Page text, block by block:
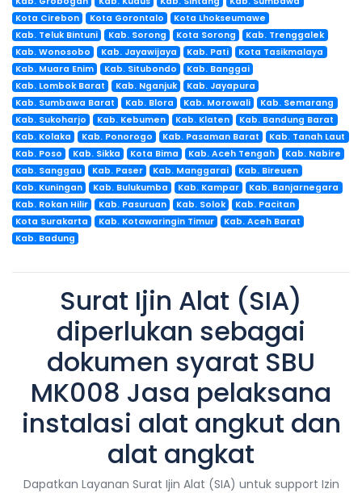
Kota Cirebon
Kota Gorontalo
Kota Lhokseumawe
Kab. Teluk Bintuni
Kab. Sorong Kota Sorong
Kab. Trenggalek
Kab. Wonosobo
Kab. Jayawijaya Kab. Pati
Kota Tasikmalaya
Kab. Muara Enim
Kab. Situbondo
Kab. Banggai
Kab. Lombok Barat
Kab. Nganjuk
Kab. Jayapura
Kab. Sumbawa Barat
Kab. Blora Kab. Morowali
Kab. Semarang
Kab. Sukoharjo
Kab. Kebumen Kab. Klaten
Kab. Bandung Barat
Kab. Kolaka
Kab. Ponorogo Kab. Pasaman Barat
Kab. Tanah Laut
Kab. Poso
Kab. Sikka Kota Bima Kab. Aceh Tengah
Kab. Nabire
Kab. Sanggau
Kab. Paser Kab. Manggarai
Kab. Bireuen
Kab. Kuningan
Kab. Bulukumba Kab. Kampar
Kab. Banjarnegara
Kab. Rokan Hilir
Kab. Pasuruan Kab. Solok
Kab. Pacitan
Kota Surakarta
Kab. Kotawaringin Timur
Kab. Aceh Barat
Kab. Badung
Surat Ijin Alat (SIA)
diperlukan sebagai
dokumen syarat SBU
MK008 Jasa pelaksana
instalasi alat angkut dan
alat angkat
Dapatkan Layanan Surat Ijin Alat (SIA) untuk support Izin